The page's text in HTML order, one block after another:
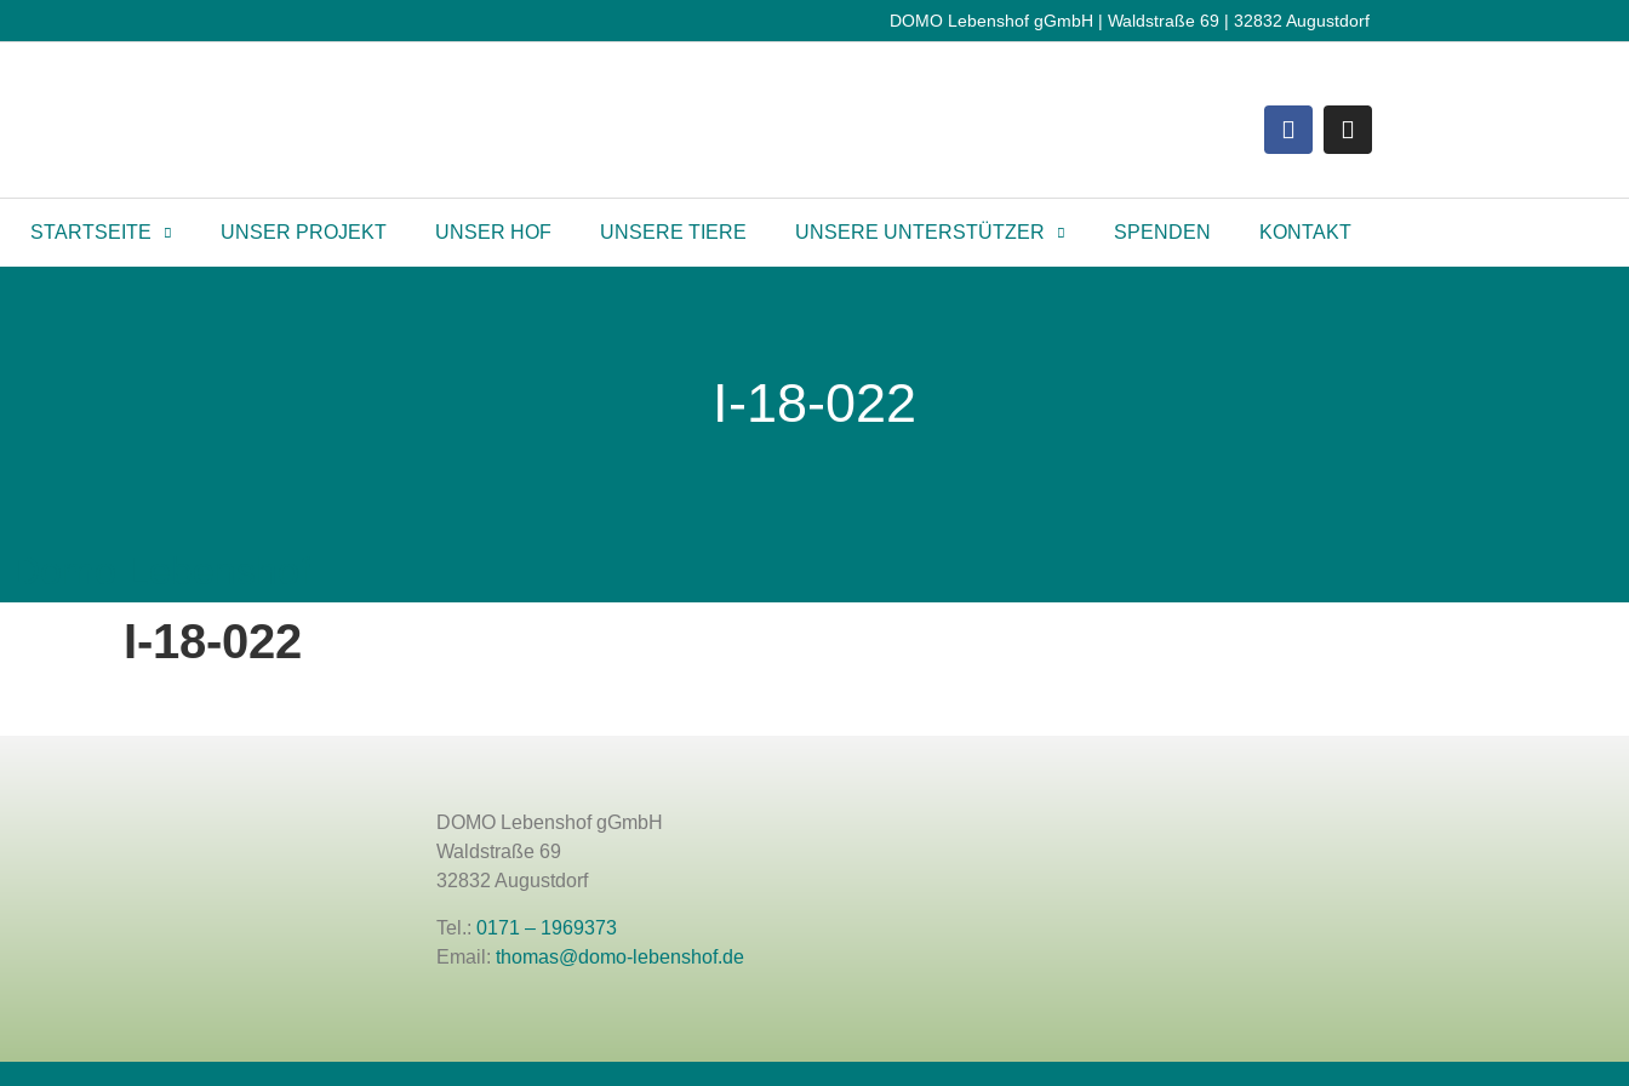
DOMO Lebenshof gGmbH | Waldstraße 69 | 32832 Augustdorf
STARTSEITE UNSER PROJEKT UNSER HOF UNSERE TIERE UNSERE UNTERSTÜTZER SPENDEN KONTAKT
I-18-022
I-18-022
DOMO Lebenshof gGmbH
Waldstraße 69
32832 Augustdorf
Tel.: 0171 – 1969373
Email: thomas@domo-lebenshof.de